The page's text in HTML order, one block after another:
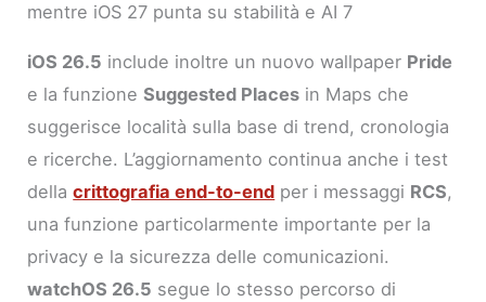
mentre iOS 27 punta su stabilità e AI 7
iOS 26.5 include inoltre un nuovo wallpaper Pride
e la funzioneSuggested Places in Maps che
suggerisce località sulla base di trend, cronologia
e ricerche. L’aggiornamento continua anche i test
dellacrittografia end-to-end per i messaggi RCS,
una funzione particolarmente importante per la
privacy e la sicurezza delle comunicazioni.
watchOS 26.5 segue lo stesso percorso di